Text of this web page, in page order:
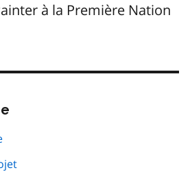
à la Première Nation